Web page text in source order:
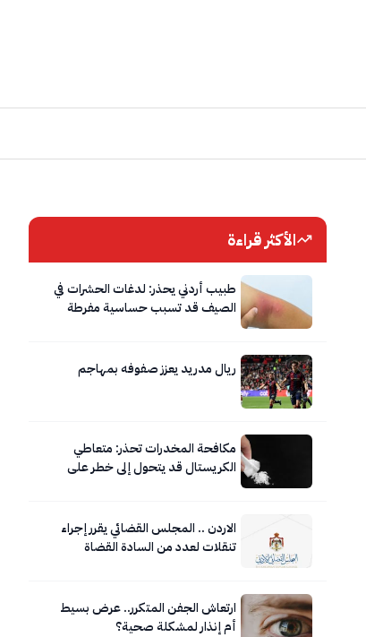
الأكثر قراءة
طبيب أردني يحذر: لدغات الحشرات في
الصيف قد تسبب حساسية مفرطة
ريال مدريد يعزز صفوفه بمهاجم
مكافحة المخدرات تحذر: متعاطي
الكريستال قد يتحول إلى خطر على
الاردن .. المجلس القضائي يقرر إجراء
تنقلات لعدد من السادة القضاة
ارتعاش الجفن المتكرر.. عرض بسيط
أم إنذار لمشكلة صحية؟